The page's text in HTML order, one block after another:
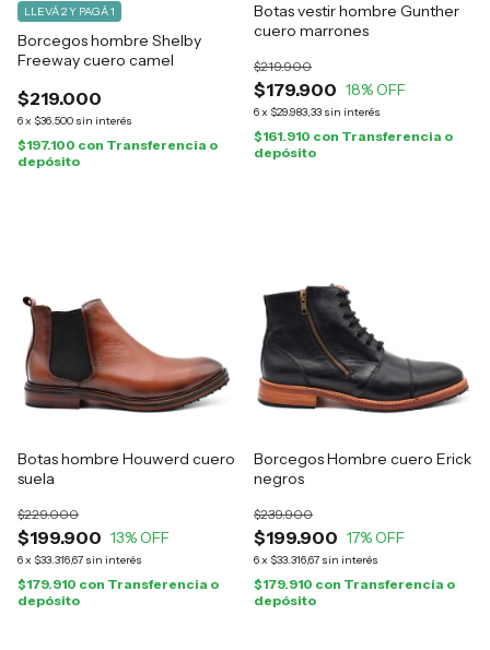
Borcegos hombre Shelby
Freeway cuero camel
$219.000
6x $36.500 sin interés
LLEVÁ 2 Y PAGÁ 1
$197.100 con Transferencia o
depósito
Botas vestir hombre Gunther
cuero marrones
$179.900
$219.900
18% OFF
6x $29.983,33 sin interés
$161.910 con Transferencia o
depósito
Botas hombre Houwerd cuero
suela
$199.900
$229.000
13% OFF
6x $33.316,67 sin interés
$179.910 con Transferencia o
depósito
Borcegos Hombre cuero Erick
negros
$199.900
$239.900
17% OFF
6x $33.316,67 sin interés
$179.910 con Transferencia o
depósito